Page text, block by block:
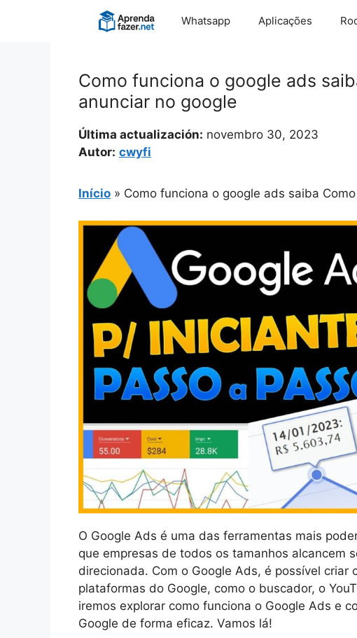
Whatsapp Aplicações
Como funciona o google ads
anunciar no google
Última actualización: novembro 30, 2023
Autor: cwyfi
Início » Como funciona o google ads saiba
O Google Ads é uma das ferramentas mais
que empresas de todos os tamanhos alcancem
direcionada. Com o Google Ads, é possível criar
plataformas do Google, como o buscador, o
iremos explorar como funciona o Google Ads e
Google de forma eficaz. Vamos lá!